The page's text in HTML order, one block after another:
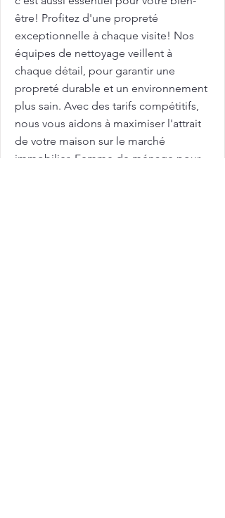
être! Profitez d'une propreté
exceptionnelle à chaque visite! Nos
équipes de nettoyage veillent à
chaque détail, pour garantir une
propreté durable et un environnement
plus sain. Avec des tarifs compétitifs,
nous vous aidons à maximiser l'attrait
de votre maison sur le marché
immobilier. Femme de ménage pour